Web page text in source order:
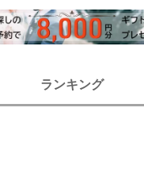
ランキング